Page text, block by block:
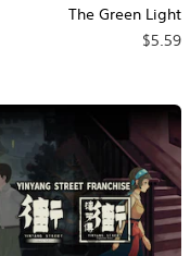
The Green Light
$5.59